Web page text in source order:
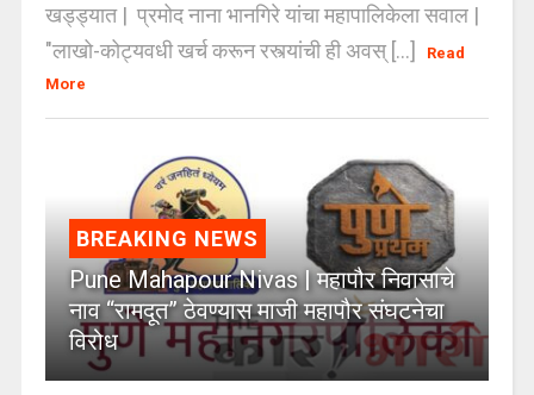
खड्ड्यात | प्रमोद नाना भानगिरे यांचा महापालिकेला सवाल |
"लाखो-कोट्यवधी खर्च करून रस्त्यांची ही अवस् [...]
Read
More
BREAKING NEWS
Pune Mahapour Nivas | महापौर निवासाचे
नाव “रामदूत” ठेवण्यास माजी महापौर संघटनेचा
विरोध